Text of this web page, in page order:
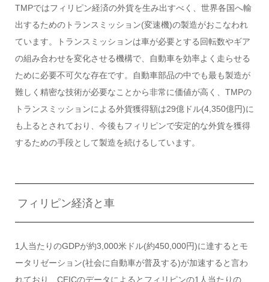
TMPではフィリピン経済の外貨を生み出すべく、世界各国へ輸
出するためのトランスミッション(変速機)の製造がおこなわれ
ています。トランスミッションは車が必要とする回転数やギア
の組み合わせを変化させる機構で、自動車を効率よく走らせる
ために必要不可欠な存在です。自動車部品の中でも最も製造が
難しく精密な技術が必要なことから非常に価値が高く、TMPの
トランスミッションによる外貨獲得額は29億ドル(4,350億円)に
も上るとされており、今後もフィリピンで安定的な外貨を獲得
するための手段として製造を続けるしています。
フィリピン経済と車
1人当たりのGDPが約3,000米ドル(約450,000円)に達するとモ
ータリゼーション(社会に自動車が普及する)が加速すると言わ
れており、CEICのデータによるとフィリピンの1人当たりの